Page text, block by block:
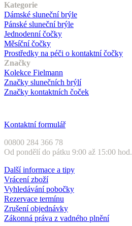
Kategorie
Dámské sluneční brýle
Pánské sluneční brýle
Jednodenní čočky
Měsíční čočky
Prostředky na péči o kontaktní čočky
Značky
Kolekce Fielmann
Značky slunečních brýlí
Značky kontaktních čoček
Kontaktní formulář
00800 284 366 78
Od pondělí do pátku 9:00 až 15:00 hod.
Další informace a tipy
Vrácení zboží
Vyhledávání pobočky
Rezervace termínu
Zrušení objednávky
Zákonná práva z vadného plnění